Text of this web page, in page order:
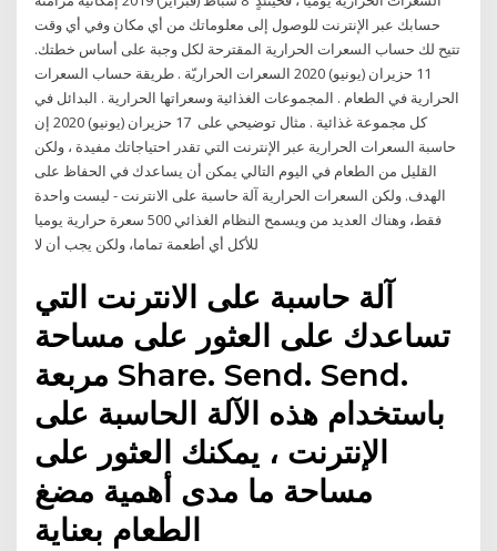
حسابك عبر الإنترنت للوصول إلى معلوماتك من أي مكان وفي أي وقت
تتيح لك حساب السعرات الحرارية المقترحة لكل وجبة على أساس خطتك.
11 حزيران (يونيو) 2020 السعرات الحراريّة . طريقة حساب السعرات
الحرارية في الطعام . المجموعات الغذائية وسعراتها الحرارية . البدائل في
كل مجموعة غذائية . مثال توضيحي على 17 حزيران (يونيو) 2020 إن
حاسبة السعرات الحرارية عبر الإنترنت التي تقدر احتياجاتك مفيدة ، ولكن
القليل من الطعام في اليوم التالي يمكن أن يساعدك في الحفاظ على
الهدف. ولكن السعرات الحرارية آلة حاسبة على الانترنت - ليست واحدة
فقط، وهناك العديد من ويسمح النظام الغذائي 500 سعرة حرارية يوميا
آلة حاسبة على الانترنت التي
تساعدك على العثور على مساحة
مربعة Share. Send. Send.
باستخدام هذه الآلة الحاسبة على
الإنترنت ، يمكنك العثور على
مساحة ما مدى أهمية مضغ
الطعام بعناية